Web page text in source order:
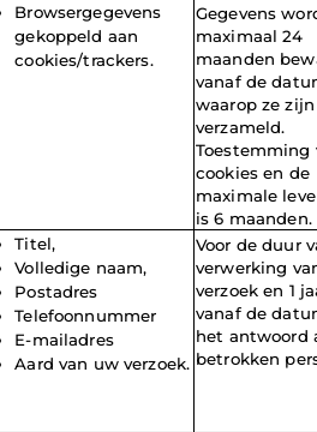
Browsergegevens
gekoppeld aan
cookies/trackers.
Gegevens
maximaal 24
maanden
vanaf de
waarop ze zijn
verzameld.
Toestemming
cookies en de
maximale
is 6 maanden.
Titel,
Volledige naam,
Postadres
Telefoonnummer
E-mailadres
Aard van uw verzoek.
Voor de duur
verwerking
verzoek en 1
vanaf de
het antwoord
betrokken